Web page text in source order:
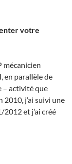
votre
mécanicien
en parallèle de
– activité que
2010, j’ai suivi une
et j’ai créé